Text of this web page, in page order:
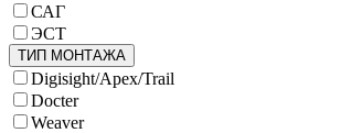
САГ
ЭСТ
ТИП МОНТАЖА
Digisight/Apex/Trail
Docter
Weaver